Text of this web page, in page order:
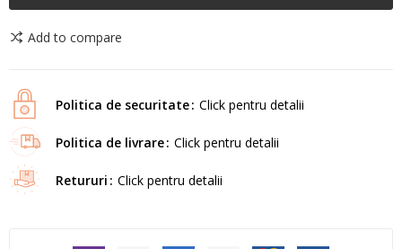
Add to compare
Politica de securitate Click pentru detalii
Politica de livrare Click pentru detalii
Retururi Click pentru detalii